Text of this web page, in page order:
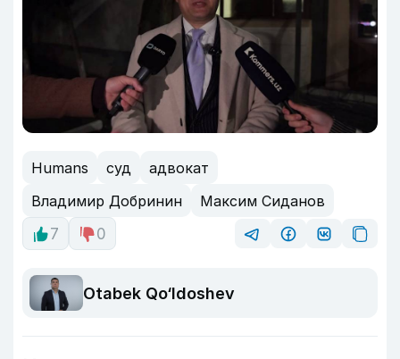
Humans суд
адвокат
Владимир Добринин
Максим Сиданов
7
0
Otabek Qo‘ldoshev